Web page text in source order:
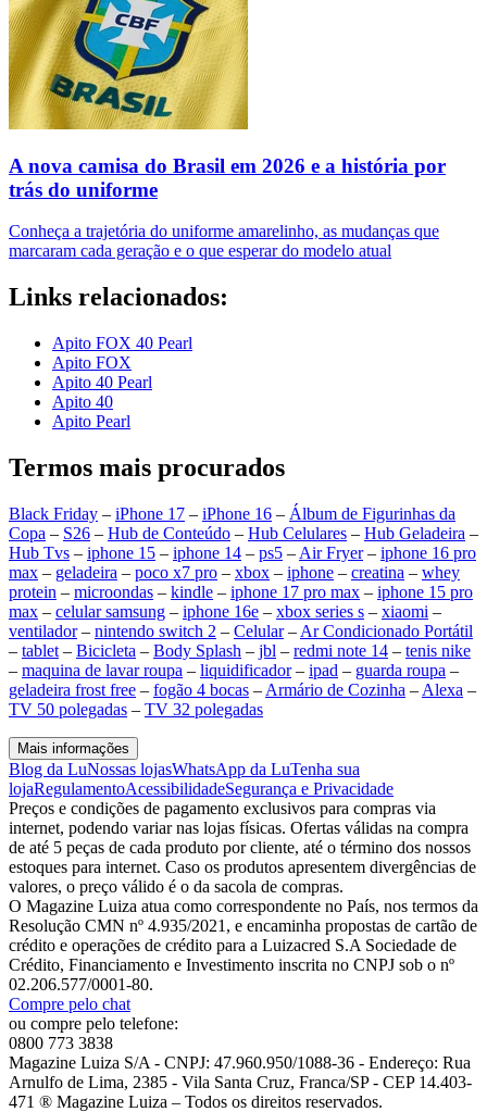
A nova camisa do Brasil em 2026 e a história por
trás do uniforme
Conheça a trajetória do uniforme amarelinho, as mudanças que
marcaram cada geração e o que esperar do modelo atual
Links relacionados:
Apito FOX 40 Pearl
Apito FOX
Apito 40 Pearl
Apito 40
Apito Pearl
Termos mais procurados
Black Friday – iPhone 17 – iPhone 16 – Álbum de Figurinhas da
Copa – S26 – Hub de Conteúdo – Hub Celulares – Hub Geladeira –
Hub Tvs – iphone 15 – iphone 14 – ps5 – Air Fryer– iphone 16 pro
max – geladeira – poco x7 pro – xbox – iphone – creatina – whey
protein – microondas – kindle – iphone 17 pro max – iphone 15 pro
max – celular samsung – iphone 16e – xbox series s – xiaomi –
ventilador– nintendo switch 2 – Celular– Ar Condicionado Portátil
– tablet – Bicicleta – Body Splash – jbl – redmi note 14 – tenis nike
– maquina de lavar roupa – liquidificador– ipad – guarda roupa –
geladeira frost free – fogão 4 bocas – Armário de Cozinha – Alexa –
TV 50 polegadas – TV 32 polegadas
Mais informações
Blog da LuNossas lojasWhatsApp da LuTenha sua
lojaRegulamentoAcessibilidadeSegurança e Privacidade
Preços e condições de pagamento exclusivos para compras via
internet, podendo variar nas lojas físicas. Ofertas válidas na compra
de até 5 peças de cada produto por cliente, até o término dos nossos
estoques para internet. Caso os produtos apresentem divergências de
valores, o preço válido é o da sacola de compras.
O Magazine Luiza atua como correspondente no País, nos termos da
Resolução CMN nº 4.935/2021, e encaminha propostas de cartão de
crédito e operações de crédito para a Luizacred S.A Sociedade de
Crédito, Financiamento e Investimento inscrita no CNPJ sob o nº
02.206.577/0001-80.
Compre pelo chat
ou compre pelo telefone:
0800 773 3838
Magazine Luiza S/A - CNPJ: 47.960.950/1088-36 - Endereço: Rua
Arnulfo de Lima, 2385 - Vila Santa Cruz, Franca/SP - CEP 14.403-
471 ® Magazine Luiza – Todos os direitos reservados.